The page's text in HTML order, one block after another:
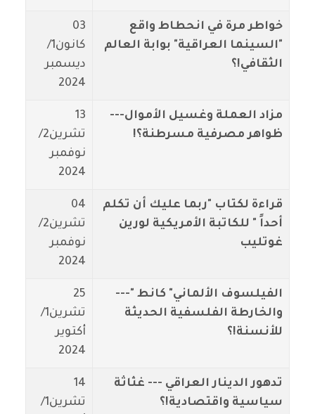
خواطر مرة في انحطاط واقع
"السينما العراقية" بوابة العالم
الثقافي!؟
03
كانون1/
ديسمبر
2024
مزاد العملة وغسيل الأموال---
ظواهر مصرفية مسرطنة؟!
13
تشرين2/
نوفمبر
2024
قراءة لكتاب "ربما عليك أن تكلم
أحداً " للكاتبة الأمريكية لورين
غوتليب
04
تشرين2/
نوفمبر
2024
الفيلسوف الألماني" كانط "---
والخارطة الفلسفية الحديثة
للأنسنة!؟
25
تشرين1/
أكتوير
2024
تدهور الدينار العراقي --- غثاثة
سياسية واقتصادية!؟
14
تشرين1/